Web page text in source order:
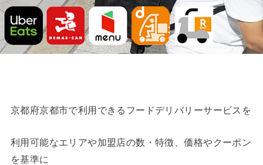
京都府京都市で利用できるフードデリバリーサービスを
利用可能なエリアや加盟店の数・特徴、価格やクーポン
を基準に